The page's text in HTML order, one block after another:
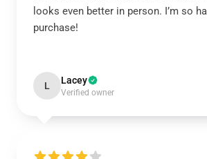
looks even better in person. I’m so
purchase!
L Lacey
Verified owner